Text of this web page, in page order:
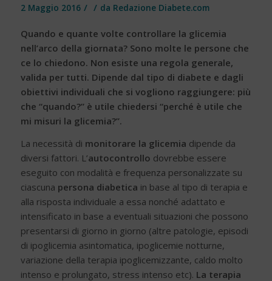
2 Maggio 2016 / / da Redazione Diabete.com
Quando e quante volte controllare la glicemia
nell’arco della giornata? Sono molte le persone che
ce lo chiedono. Non esiste una regola generale,
valida per tutti. Dipende dal tipo di diabete e dagli
obiettivi individuali che si vogliono raggiungere: più
che “quando?” è utile chiedersi “perché è utile che
mi misuri la glicemia?”.
La necessità di monitorare la glicemia dipende da
diversi fattori. L’autocontrollo dovrebbe essere
eseguito con modalità e frequenza personalizzate su
ciascuna persona diabetica in base al tipo di terapia e
alla risposta individuale a essa nonché adattato e
intensificato in base a eventuali situazioni che possono
presentarsi di giorno in giorno (altre patologie, episodi
di ipoglicemia asintomatica, ipoglicemie notturne,
variazione della terapia ipoglicemizzante, caldo molto
intenso e prolungato, stress intenso etc). La terapia